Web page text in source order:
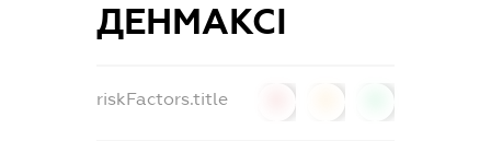
ДЕНМАКСІ
riskFactors.title